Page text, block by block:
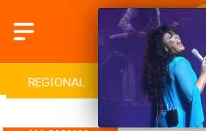
INTERNACIONAL DEPORTES